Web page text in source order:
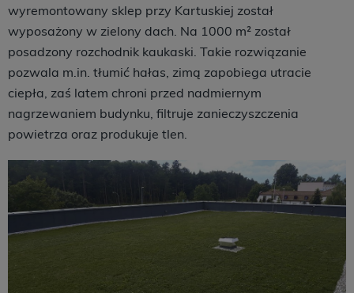
wyremontowany sklep przy Kartuskiej został
wyposażony w zielony dach. Na 1000 m² został
posadzony rozchodnik kaukaski. Takie rozwiązanie
pozwala m.in. tłumić hałas, zimą zapobiega utracie
ciepła, zaś latem chroni przed nadmiernym
nagrzewaniem budynku, filtruje zanieczyszczenia
powietrza oraz produkuje tlen.